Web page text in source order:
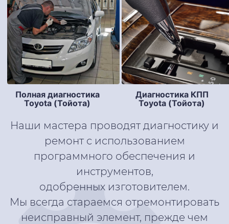
Полная диагностика
Toyota (Тойота)
Диагностика КПП
Toyota (Тойота)
Наши мастера проводят диагностику и
ремонт с использованием
программного обеспечения и
инструментов,
одобренных изготовителем.
Мы всегда стараемся отремонтировать
неисправный элемент, прежде чем